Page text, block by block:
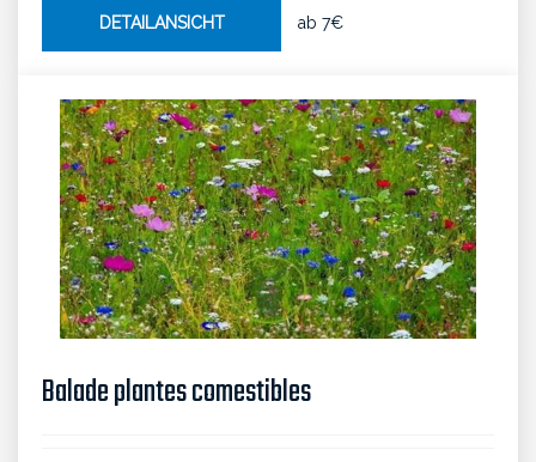
DETAILANSICHT ab 7€
Balade plantes comestibles